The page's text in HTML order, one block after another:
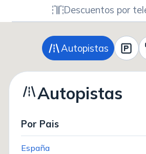
Descuentos por
Autopistas
Autopistas
Por Pais
España